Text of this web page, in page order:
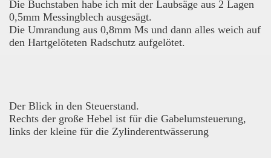
Die Buchstaben habe ich mit der Laubsäge aus 2 Lagen
0,5mm Messingblech ausgesägt.
Die Umrandung aus 0,8mm Ms und dann alles weich auf
den Hartgelöteten Radschutz aufgelötet.
Der Blick in den Steuerstand.
Rechts der große Hebel ist für die Gabelumsteuerung,
links der kleine für die Zylinderentwässerung